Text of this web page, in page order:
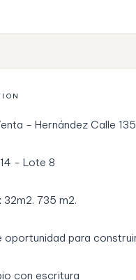
- Hernández Calle
- Lote 8
32m2. 735 m2.
oportunidad para
con escritura